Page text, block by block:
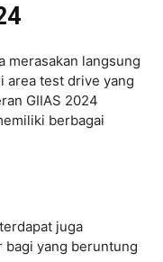
merasakan langsung
area test drive yang
GIIAS 2024
berbagai
juga
bagi yang beruntung